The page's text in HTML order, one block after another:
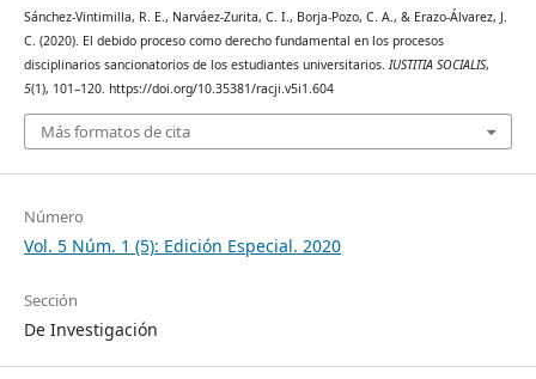
Sánchez-Vintimilla, R. E., Narváez-Zurita, C. I., Borja-Pozo, C. A., & Erazo-Álvarez, J.
C. (2020). El debido proceso como derecho fundamental en los procesos
disciplinarios sancionatorios de los estudiantes universitarios. IUSTITIA SOCIALIS,
5(1), 101–120. https://doi.org/10.35381/racji.v5i1.604
Más formatos de cita
Número
Vol. 5 Núm. 1 (5): Edición Especial. 2020
Sección
De Investigación